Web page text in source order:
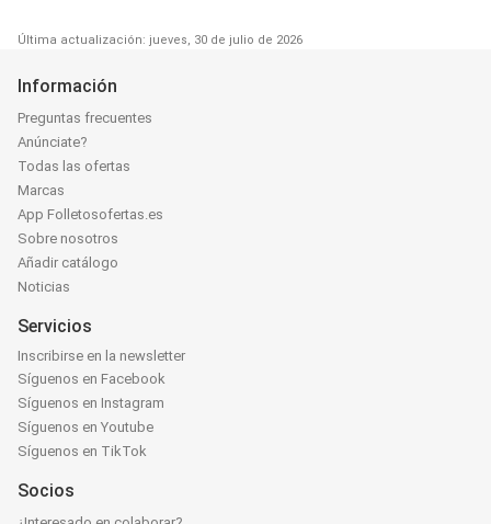
Última actualización: jueves, 30 de julio de 2026
Información
Preguntas frecuentes
Anúnciate?
Todas las ofertas
Marcas
App Folletosofertas.es
Sobre nosotros
Añadir catálogo
Noticias
Servicios
Inscribirse en la newsletter
Síguenos en Facebook
Síguenos en Instagram
Síguenos en Youtube
Síguenos en TikTok
Socios